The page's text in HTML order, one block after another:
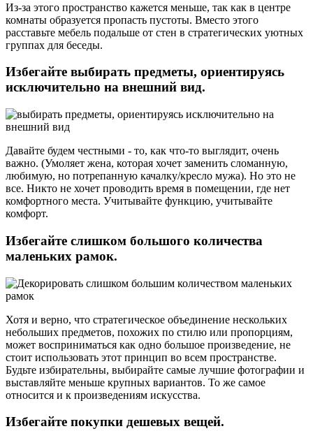
Из-за этого пространство кажется меньше, так как в центре
комнаты образуется пропасть пустоты. Вместо этого
расставьте мебель подальше от стен в стратегических уютных
группах для беседы.
Избегайте выбирать предметы, ориентируясь
исключительно на внешний вид.
Давайте будем честными - то, как что-то выглядит, очень
важно. (Умоляет жена, которая хочет заменить сломанную,
любимую, но потрепанную качалку/кресло мужа). Но это не
все. Никто не хочет проводить время в помещении, где нет
комфортного места. Учитывайте функцию, учитывайте
комфорт.
Избегайте слишком большого количества
маленьких рамок.
Хотя и верно, что стратегическое объединение нескольких
небольших предметов, похожих по стилю или пропорциям,
может восприниматься как одно большое произведение, не
стоит использовать этот принцип во всем пространстве.
Будьте избирательны, выбирайте самые лучшие фотографии и
выставляйте меньше крупных вариантов. То же самое
относится и к произведениям искусства.
Избегайте покупки дешевых вещей.